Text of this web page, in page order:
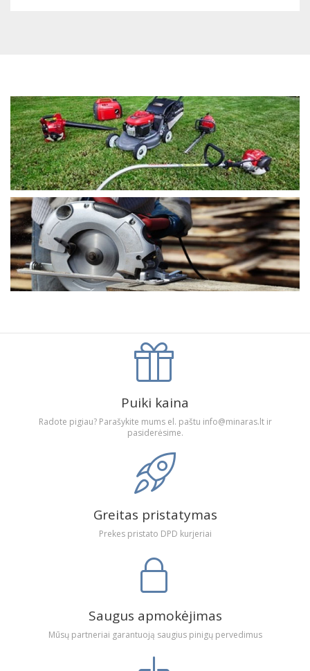
Puiki kaina
Radote pigiau? Parašykite mums el. paštu info@minaras.lt ir
pasiderėsime.
Greitas pristatymas
Prekes pristato DPD kurjeriai
Saugus apmokėjimas
Mūsų partneriai garantuoją saugius pinigų pervedimus